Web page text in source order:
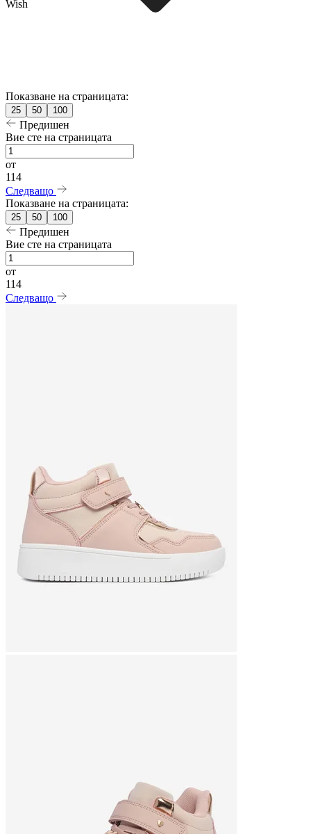
Wish
Показване на страницата:
25 50 100
Предишен
Вие сте на страницата
от
114
Следващо
Показване на страницата:
25 50 100
Предишен
Вие сте на страницата
от
114
Следващо